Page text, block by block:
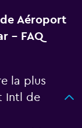
Aéroport
- FAQ
la plus
Intl de